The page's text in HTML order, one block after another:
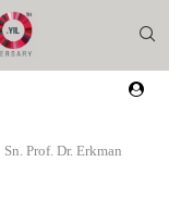
Prof. Dr. Erkman